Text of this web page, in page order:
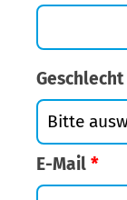
Geschlecht
E-Mail *